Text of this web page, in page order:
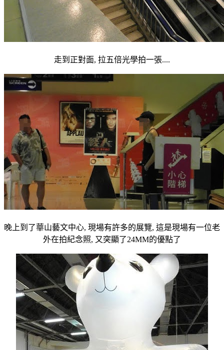
走到正對面, 拉五倍光學拍一張....
晚上到了華山藝文中心, 現場有許多的展覽, 這是現場有一位老
外在拍紀念照, 又突顯了24MM的優點了